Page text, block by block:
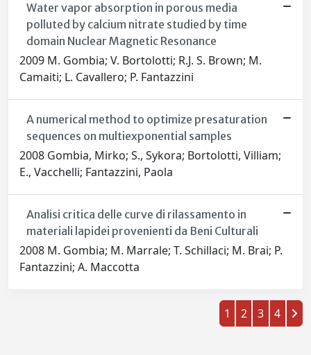
Water vapor absorption in porous media
polluted by calcium nitrate studied by time
domain Nuclear Magnetic Resonance
2009 M. Gombia; V. Bortolotti; R.J. S. Brown; M.
Camaiti; L. Cavallero; P. Fantazzini
A numerical method to optimize presaturation
sequences on multiexponential samples
2008 Gombia, Mirko; S., Sykora; Bortolotti, Villiam;
E., Vacchelli; Fantazzini, Paola
Analisi critica delle curve di rilassamento in
materiali lapidei provenienti da Beni Culturali
2008 M. Gombia; M. Marrale; T. Schillaci; M. Brai; P.
Fantazzini; A. Maccotta
1 2 3 4